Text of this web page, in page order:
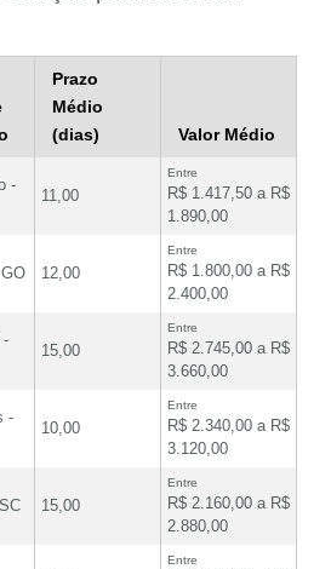
Prazo
Médio
(dias)
Valor Médio
-
11,00
Entre
R$ 1.417,50 a R$
1.890,00
12,00
Entre
R$ 1.800,00 a R$
2.400,00
-
15,00
Entre
R$ 2.745,00 a R$
3.660,00
-
10,00
Entre
R$ 2.340,00 a R$
3.120,00
15,00
Entre
R$ 2.160,00 a R$
2.880,00
Entre